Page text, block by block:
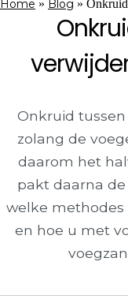
Home » Blog »
Onkruid
zolang de
daarom het
pakt daarna
welke
en hoe u met